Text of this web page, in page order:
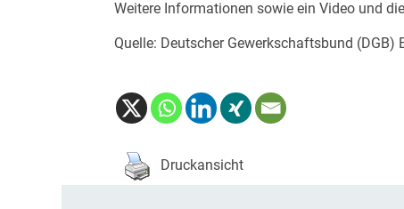
Weitere Informationen sowie ein Video und
Quelle: Deutscher Gewerkschaftsbund (DGB)
Druckansicht